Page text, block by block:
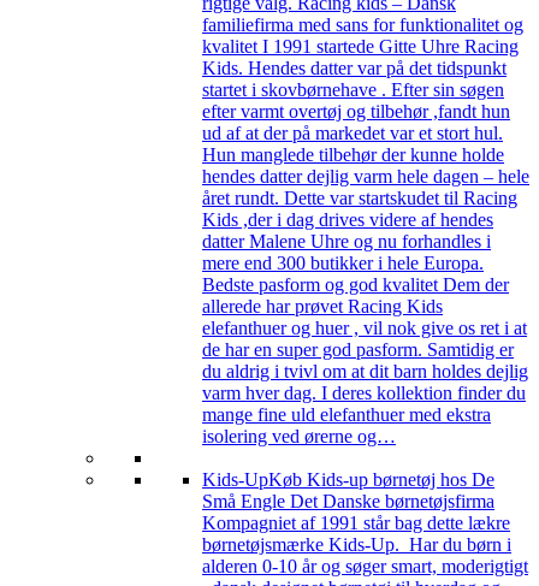
familiefirma med sans for funktionalitet og
kvalitet I 1991 startede Gitte Uhre Racing
Kids. Hendes datter var på det tidspunkt
startet i skovbørnehave . Efter sin søgen
efter varmt overtøj og tilbehør ,fandt hun
ud af at der på markedet var et stort hul.
Hun manglede tilbehør der kunne holde
hendes datter dejlig varm hele dagen – hele
året rundt. Dette var startskudet til Racing
Kids ,der i dag drives videre af hendes
datter Malene Uhre og nu forhandles i
mere end 300 butikker i hele Europa.
Bedste pasform og god kvalitet Dem der
allerede har prøvet Racing Kids
elefanthuer og huer , vil nok give os ret i at
de har en super god pasform. Samtidig er
du aldrig i tvivl om at dit barn holdes dejlig
varm hver dag. I deres kollektion finder du
mange fine uld elefanthuer med ekstra
isolering ved ørerne og…
Kids-UpKøb Kids-up børnetøj hos De
Små Engle Det Danske børnetøjsfirma
Kompagniet af 1991 står bag dette lækre
børnetøjsmærke Kids-Up. Har du børn i
alderen 0-10 år og søger smart, moderigtigt